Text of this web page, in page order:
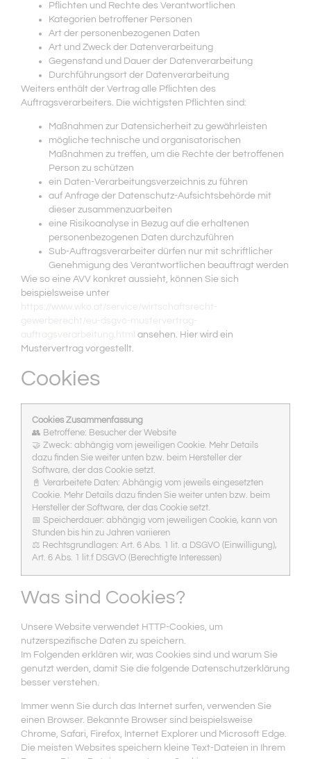
Pflichten und Rechte des Verantwortlichen
Kategorien betroffener Personen
Art der personenbezogenen Daten
Art und Zweck der Datenverarbeitung
Gegenstand und Dauer der Datenverarbeitung
Durchführungsort der Datenverarbeitung
Weiters enthält der Vertrag alle Pflichten des
Auftragsverarbeiters. Die wichtigsten Pflichten sind:
Maßnahmen zur Datensicherheit zu gewährleisten
mögliche technische und organisatorischen
Maßnahmen zu treffen, um die Rechte der betroffenen
Person zu schützen
ein Daten-Verarbeitungsverzeichnis zu führen
auf Anfrage der Datenschutz-Aufsichtsbehörde mit
dieser zusammenzuarbeiten
eine Risikoanalyse in Bezug auf die erhaltenen
personenbezogenen Daten durchzuführen
Sub-Auftragsverarbeiter dürfen nur mit schriftlicher
Genehmigung des Verantwortlichen beauftragt werden
Wie so eine AVV konkret aussieht, können Sie sich
beispielsweise unter
https://www.wko.at/service/wirtschaftsrecht-
gewerberecht/eu-dsgvo-mustervertrag-
auftragsverarbeitung.html ansehen. Hier wird ein
Mustervertrag vorgestellt.
Cookies
Cookies Zusammenfassung
👥 Betroffene: Besucher der Website
🤝 Zweck: abhängig vom jeweiligen Cookie. Mehr Details
dazu finden Sie weiter unten bzw. beim Hersteller der
Software, der das Cookie setzt.
📓 Verarbeitete Daten: Abhängig vom jeweils eingesetzten
Cookie. Mehr Details dazu finden Sie weiter unten bzw. beim
Hersteller der Software, der das Cookie setzt.
📅 Speicherdauer: abhängig vom jeweiligen Cookie, kann von
Stunden bis hin zu Jahren variieren
⚖️ Rechtsgrundlagen: Art. 6 Abs. 1 lit. a DSGVO (Einwilligung),
Art. 6 Abs. 1 lit.f DSGVO (Berechtigte Interessen)
Was sind Cookies?
Unsere Website verwendet HTTP-Cookies, um
nutzerspezifische Daten zu speichern.
Im Folgenden erklären wir, was Cookies sind und warum Sie
genutzt werden, damit Sie die folgende Datenschutzerklärung
besser verstehen.
Immer wenn Sie durch das Internet surfen, verwenden Sie
einen Browser. Bekannte Browser sind beispielsweise
Chrome, Safari, Firefox, Internet Explorer und Microsoft Edge.
Die meisten Websites speichern kleine Text-Dateien in Ihrem